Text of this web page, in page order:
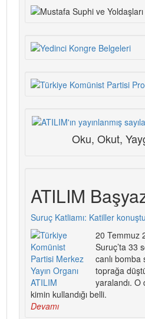
Oku, Okut,
ATILIM
Suruç Katliamı: Katiller
20 Temmuz
Suruç’ta 33
canlı bomba
toprağa
yaralandı. O
kimin kullandığı belli.
Devamı